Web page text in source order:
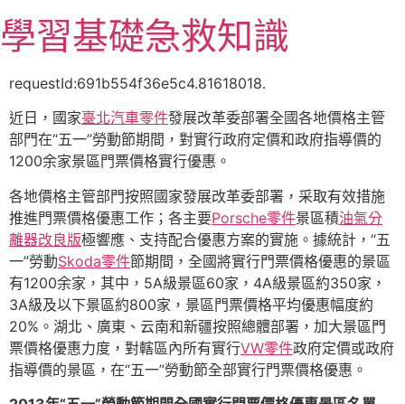
至
主
容
學習基礎急救知識
requestId:691b554f36e5c4.81618018.
近日，國家臺北汽車零件發展改革委部署全國各地價格主管
部門在“五一”勞動節期間，對實行政府定價和政府指導價的
1200余家景區門票價格實行優惠。
各地價格主管部門按照國家發展改革委部署，采取有效措施
推進門票價格優惠工作；各主要Porsche零件景區積油氣分
離器改良版極響應、支持配合優惠方案的實施。據統計，“五
一”勞動Skoda零件節期間，全國將實行門票價格優惠的景區
有1200余家，其中，5A級景區60家，4A級景區約350家，
3A級及以下景區約800家，景區門票價格平均優惠幅度約
20%。湖北、廣東、云南和新疆按照總體部署，加大景區門
票價格優惠力度，對轄區內所有實行VW零件政府定價或政府
指導價的景區，在“五一”勞動節全部實行門票價格優惠。